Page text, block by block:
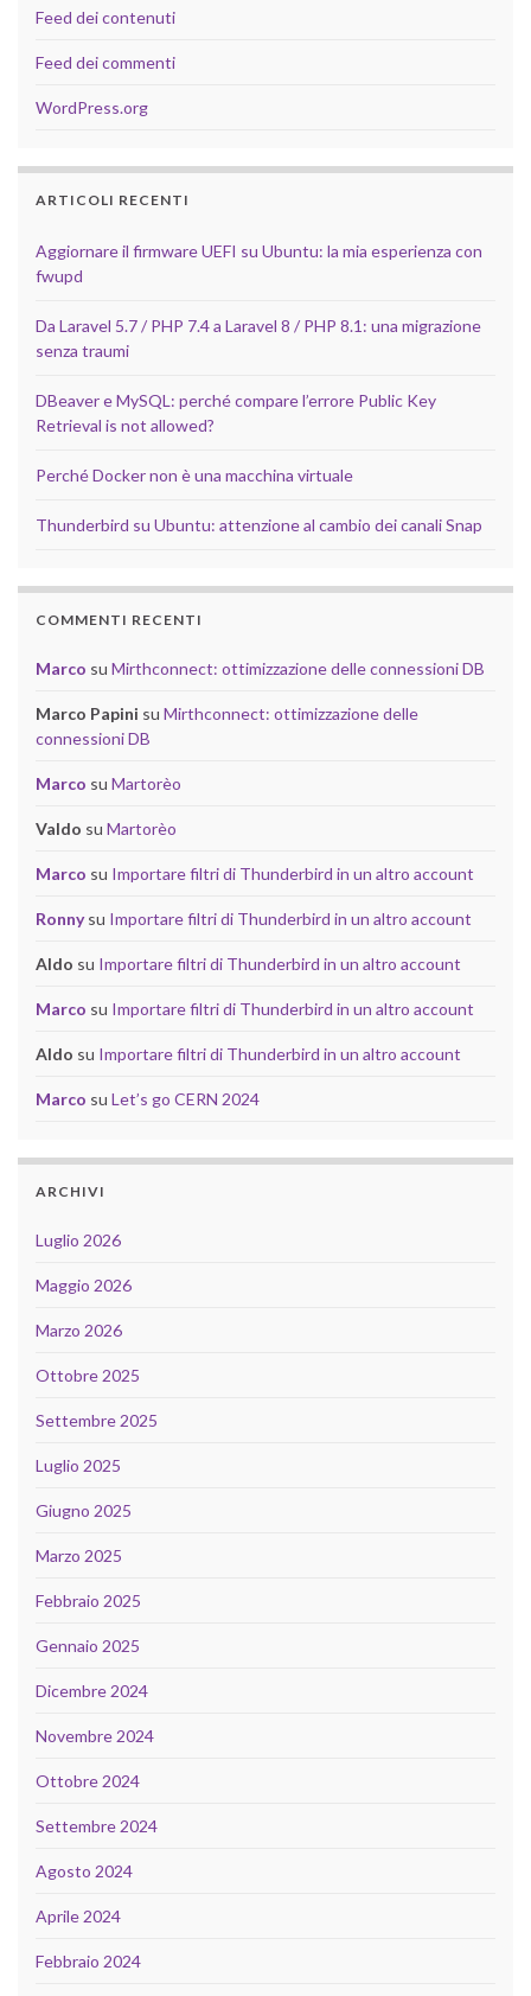
Feed dei contenuti
Feed dei commenti
WordPress.org
ARTICOLI RECENTI
Aggiornare il firmware UEFI su Ubuntu: la mia esperienza con
fwupd
Da Laravel 5.7 / PHP 7.4 a Laravel 8 / PHP 8.1: una migrazione
senza traumi
DBeaver e MySQL: perché compare l’errore Public Key
Retrieval is not allowed?
Perché Docker non è una macchina virtuale
Thunderbird su Ubuntu: attenzione al cambio dei canali Snap
COMMENTI RECENTI
Marco su Mirthconnect: ottimizzazione delle connessioni DB
Marco Papini su Mirthconnect: ottimizzazione delle
connessioni DB
Marco su Martorèo
Valdo su Martorèo
Marco su Importare filtri di Thunderbird in un altro account
Ronnysu Importare filtri di Thunderbird in un altro account
Aldo su Importare filtri di Thunderbird in un altro account
Marco su Importare filtri di Thunderbird in un altro account
Aldo su Importare filtri di Thunderbird in un altro account
Marco su Let’s go CERN 2024
ARCHIVI
Luglio 2026
Maggio 2026
Marzo 2026
Ottobre 2025
Settembre 2025
Luglio 2025
Giugno 2025
Marzo 2025
Febbraio 2025
Gennaio 2025
Dicembre 2024
Novembre 2024
Ottobre 2024
Settembre 2024
Agosto 2024
Aprile 2024
Febbraio 2024